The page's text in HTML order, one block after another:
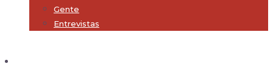
Gente
Entrevistas